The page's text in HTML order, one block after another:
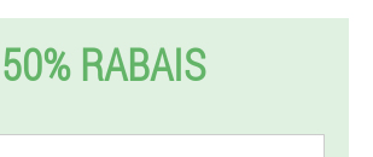
50% RABAIS